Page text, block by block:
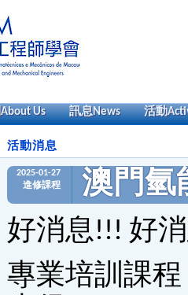
About Us 訊息News 活動
活動消息
2025-01-27
進修課程
澳門氫
好消息!!! 好
專業培訓課